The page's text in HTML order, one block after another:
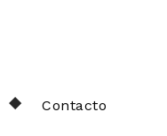
Contacto